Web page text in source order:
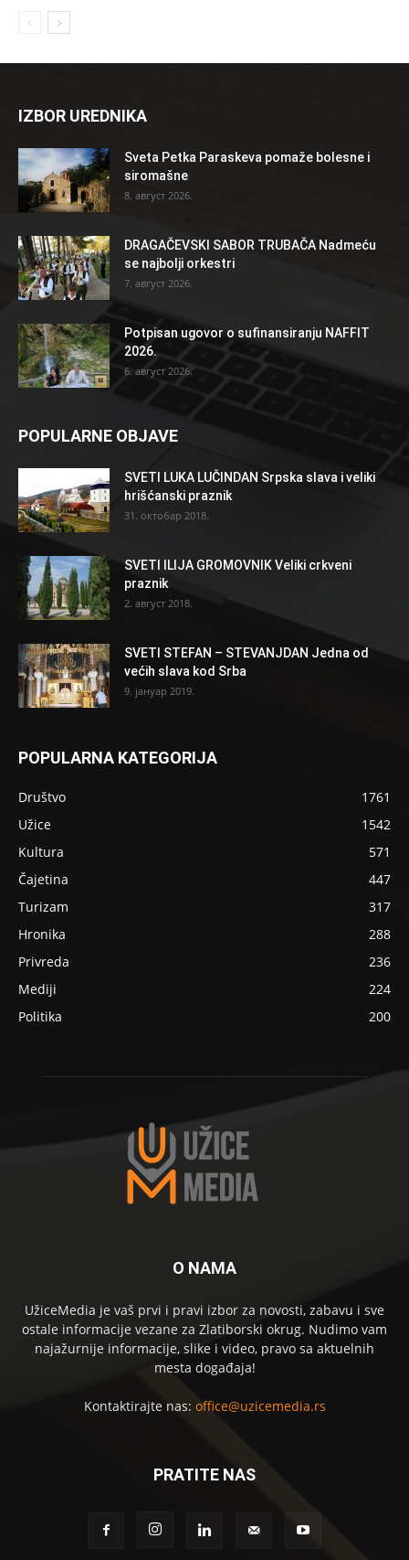
IZBOR UREDNIKA
Sveta Petka Paraskeva pomaže bolesne i
siromašne
8. август 2026.
DRAGAČEVSKI SABOR TRUBAČA Nadmeću
se najbolji orkestri
7. август 2026.
Potpisan ugovor o sufinansiranju NAFFIT
2026.
6. август 2026.
POPULARNE OBJAVE
SVETI LUKA LUČINDAN Srpska slava i veliki
hrišćanski praznik
31. октобар 2018.
SVETI ILIJA GROMOVNIK Veliki crkveni
praznik
2. август 2018.
SVETI STEFAN – STEVANJDAN Jedna od
većih slava kod Srba
9. јануар 2019.
POPULARNA KATEGORIJA
Društvo
1761
Užice
1542
Kultura
571
Čajetina
447
Turizam
317
Hronika
288
Privreda
236
Mediji
224
Politika
200
O NAMA
UžiceMedia je vaš prvi i pravi izbor za novosti, zabavu i sve
ostale informacije vezane za Zlatiborski okrug. Nudimo vam
najažurnije informacije, slike i video, pravo sa aktuelnih
mesta događaja!
Kontaktirajte nas: office@uzicemedia.rs
PRATITE NAS